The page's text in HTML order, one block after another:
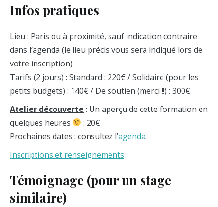
Infos pratiques
Lieu : Paris ou à proximité, sauf indication contraire
dans l’agenda (le lieu précis vous sera indiqué lors de
votre inscription)
Tarifs (2 jours) : Standard : 220€ / Solidaire (pour les
petits budgets) : 140€ / De soutien (merci !!) : 300€
Atelier découverte : Un aperçu de cette formation en
quelques heures
: 20€
Prochaines dates : consultez l’agenda.
Inscriptions et renseignements
Témoignage (pour un stage
similaire)